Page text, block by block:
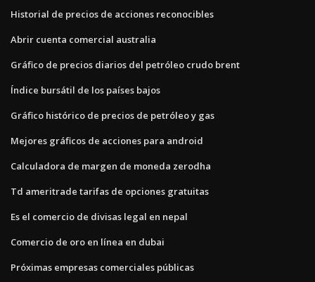
Historial de precios de acciones reconocibles
Abrir cuenta comercial australia
Gráfico de precios diarios del petróleo crudo brent
Índice bursátil de los países bajos
Gráfico histórico de precios de petróleo y gas
Mejores gráficos de acciones para android
Calculadora de margen de moneda zerodha
Td ameritrade tarifas de opciones gratuitas
Es el comercio de divisas legal en nepal
Comercio de oro en línea en dubai
Próximas empresas comerciales públicas